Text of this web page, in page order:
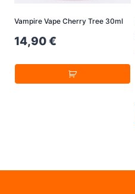
Vampire Vape Cherry Tree 30ml
14,90€